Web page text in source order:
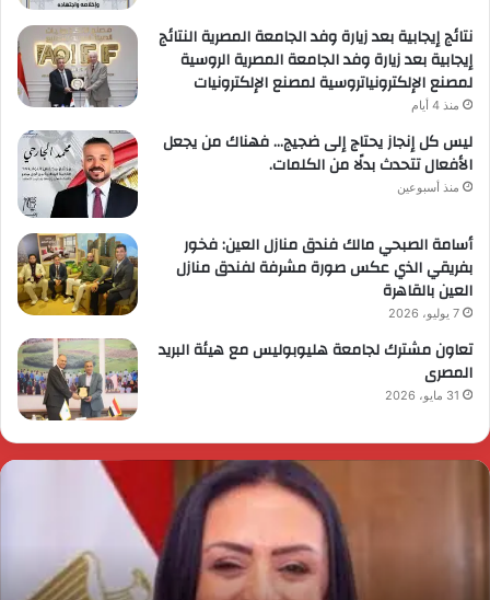
نتائج إيجابية بعد زيارة وفد الجامعة المصرية النتائج
إيجابية بعد زيارة وفد الجامعة المصرية الروسية
لمصنع الإلكترونياتروسية لمصنع الإلكترونيات
منذ 4 أيام
ليس كل إنجاز يحتاج إلى ضجيج… فهناك من يجعل
الأفعال تتحدث بدلًا من الكلمات.
منذ أسبوعين
أسامة الصبحي مالك فندق منازل العين: فخور
بفريقي الذي عكس صورة مشرفة لفندق منازل
العين بالقاهرة
7 يوليو، 2026
تعاون مشترك لجامعة هليوبوليس مع هيئة البريد
المصرى
31 مايو، 2026
رئيس